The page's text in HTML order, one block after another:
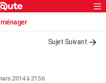
Sujet Suivant
2014 à 21:56